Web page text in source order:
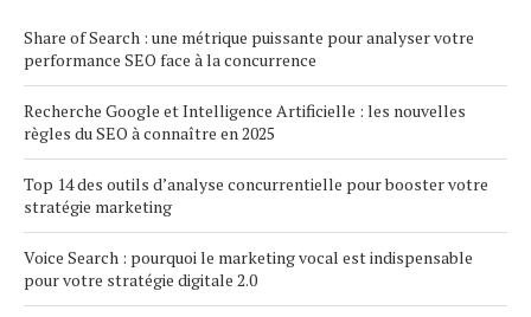
Share of Search : une métrique puissante pour analyser votre
performance SEO face à la concurrence
Recherche Google et Intelligence Artificielle : les nouvelles
règles du SEO à connaître en 2025
Top 14 des outils d’analyse concurrentielle pour booster votre
stratégie marketing
Voice Search : pourquoi le marketing vocal est indispensable
pour votre stratégie digitale 2.0